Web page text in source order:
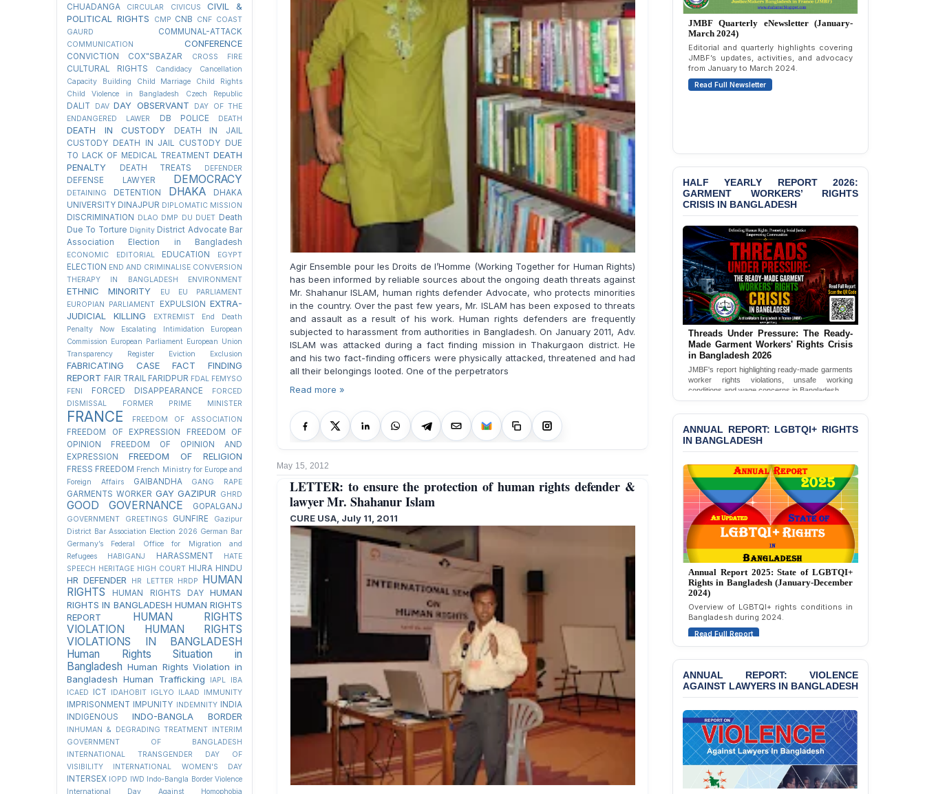
Agir Ensemble pour les Droits de l’Homme (Working Together for Human Rights)
has been informed by reliable sources about the ongoing death threats against
Mr. Shahanur ISLAM, human rights defender Advocate, who protects minorities
in the country. Over the past few years, Mr. ISLAM has been exposed to threats
and assault as a result of his work. Human rights defenders are frequently
subjected to harassment from authorities in Bangladesh. On January 2011, Adv.
ISLAM was attacked during a fact finding mission in Thakurgaon district. He
and his two fact-finding officers were physically attacked, threatened and had
all their belongings looted. One of the perpetrators
Read more »
May 15, 2012
LETTER: to ensure the protection of human rights defender &
lawyer Mr. Shahanur Islam
CURE USA, July 11, 2011
CHUADANGA
CIRCULAR CIVICUS
CIVIL &
POLITICAL RIGHTS
CMP CNB CNF COAST
GAURD
COMMUNAL-ATTACK
COMMUNICATION CONFERENCE
CONVICTION COX"SBAZAR CROSS FIRE
CULTURAL RIGHTS
Candidacy Cancellation
Capacity Building
Child Marriage
Child Rights
Child Violence in Bangladesh
Czech Republic
DALIT DAV DAY OBSERVANT
DAY OF THE
ENDANGERED LAWER
DB POLICE DEATH
DEATH IN CUSTODY
DEATH IN JAIL
CUSTODY
DEATH IN JAIL CUSTODY DUE
TO LACK OF MEDICAL TREATMENT DEATH
PENALTY
DEATH TREATS DEFENDER
DEFENSE LAWYER DEMOCRACY
DETAINING DETENTION DHAKA
DHAKA
UNIVERSITY DINAJPUR DIPLOMATIC MISSION
DISCRIMINATION DLAO DMP DU DUET Death
Due To Torture Dignity District Advocate Bar
Association Election in Bangladesh
ECONOMIC EDITORIAL EDUCATION EGYPT
ELECTION END AND CRIMINALISE CONVERSION
THERAPY IN BANGLADESH
ENVIRONMENT
ETHNIC MINORITY EU
EU PARLIAMENT
EUROPIAN PARLIAMENT
EXPULSION EXTRA-
JUDICIAL KILLING
EXTREMIST
End Death
Penalty Now
Escalating Intimidation
European
Commission European Parliament European Union
Transparency Register
Eviction Exclusion
FABRICATING CASE
FACT FINDING
REPORT FAIR TRAIL FARIDPUR FDAL FEMYSO
FENI
FORCED DISAPPEARANCE
FORCED
DISMISSAL
FORMER PRIME MINISTER
FRANCE FREEDOM OF ASSOCIATION
FREEDOM OF EXPRESSION
FREEDOM OF
OPINION
FREEDOM OF OPINION AND
EXPRESSION
FREEDOM OF RELIGION
FRESS FREEDOM French Ministry for Europe and
Foreign Affairs
GAIBANDHA GANG RAPE
GARMENTS WORKER GAY GAZIPUR GHRD
GOOD GOVERNANCE GOPALGANJ
GOVERNMENT GREETINGS GUNFIRE
Gazipur
District Bar Association Election 2026 German Bar
Germany’s Federal Office for Migration and
Refugees
HABIGANJ HARASSMENT
HATE
SPEECH HERITAGE HIGH COURT HIJRA HINDU
HR DEFENDER HR LETTER HRDP
HUMAN
RIGHTS
HUMAN RIGHTS DAY
HUMAN
RIGHTS IN BANGLADESH HUMAN RIGHTS
REPORT
HUMAN RIGHTS
VIOLATION
HUMAN RIGHTS
VIOLATIONS IN BANGLADESH
Human Rights Situation in
Bangladesh Human Rights Violation in
Bangladesh Human Trafficking IAPL
IBA
ICAED
ICT IDAHOBIT IGLYO ILAAD IMMUNITY
IMPRISONMENT IMPUNITY INDEMNITY
INDIA
INDIGENOUS
INDO-BANGLA BORDER
INHUMAN & DEGRADING TREATMENT INTERIM
GOVERNMENT OF BANGLADESH
INTERNATIONAL TRANSGENDER DAY OF
VISIBILITY
INTERNATIONAL WOMEN'S DAY
INTERSEX IOPD IWD Indo-Bangla Border Violence
International Day Against Homophobia
JMBF Quarterly eNewsletter (October-
December 2023)
Quarterly overview of JMBF’s advocacy,
outreach, and organizational work from
October to December 2023.
Read Full Newsletter
HALF YEARLY REPORT 2026:
GARMENT WORKERS’ RIGHTS
CRISIS IN BANGLADESH
Threads Under Pressure: The Ready-
Made Garment Workers' Rights Crisis
in Bangladesh 2026
JMBF's report highlighting ready-made garments
worker rights violations, unsafe working
conditions and wage concerns in Bangladesh.
ANNUAL REPORT: LGBTQI+ RIGHTS
IN BANGLADESH
Annual Report 2024: State of LGBTQI+
Rights in Bangladesh (January-December
2023)
Bangladesh during 2023.
Read Full Report
ANNUAL REPORT: VIOLENCE
AGAINST LAWYERS IN BANGLADESH